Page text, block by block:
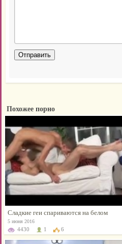
Похожее порно
Сладкие геи спариваются на белом
диванчике
5 июня 2016
4430 1 6